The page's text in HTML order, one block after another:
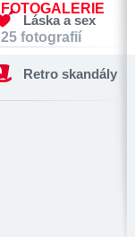
Láska a sex
Retro skandály
FOTOGALERIE
25 fotografií